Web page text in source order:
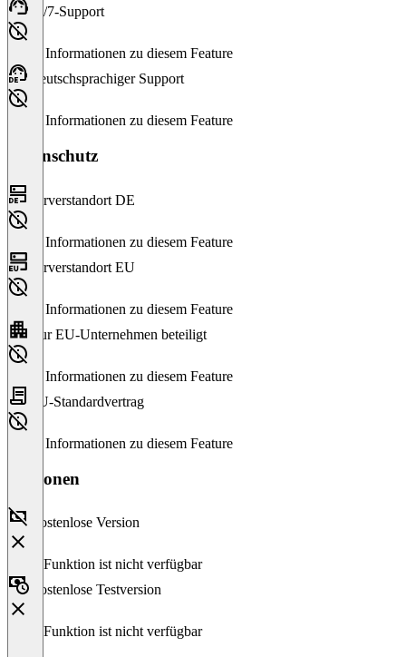
24/7-Support
Keine Informationen zu diesem Feature
Deutschsprachiger Support
Keine Informationen zu diesem Feature
Datenschutz
Serverstandort DE
Keine Informationen zu diesem Feature
Serverstandort EU
Keine Informationen zu diesem Feature
Nur EU-Unternehmen beteiligt
Keine Informationen zu diesem Feature
EU-Standardvertrag
Keine Informationen zu diesem Feature
Versionen
Kostenlose Version
Diese Funktion ist nicht verfügbar
Kostenlose Testversion
Diese Funktion ist nicht verfügbar